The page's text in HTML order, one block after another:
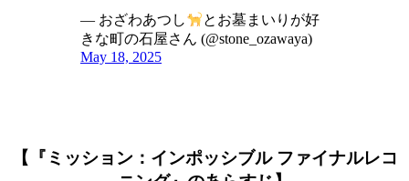
— おざわあつし
とお墓まいりが好
きな町の石屋さん (@stone_ozawaya)
May 18, 2025
【『ミッション：インポッシブル ファイナルレコ